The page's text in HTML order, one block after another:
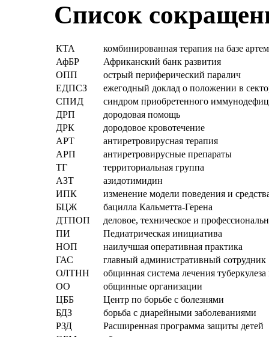
Список
КТА
комбинированная терапия на базе
АфБР
Африканский банк развития
ОПП
острый периферический паралич
ЕДПСЗ
ежегодный доклад о положении в
СПИД
синдром приобретенного
ДРП
дородовая помощь
ДРК
дородовое кровотечение
АРТ
антиретровирусная терапия
АРП
антиретровирусные препараты
ТГ
территориальная группа
АЗТ
азидотимидин
ИПК
изменение модели поведения и
БЦЖ
бацилла Кальметта-Герена
ДТПОП
деловое, техническое и
ПИ
Педиатрическая инициатива
НОП
наилучшая оперативная практика
ГАС
главный административный сотрудник
ОЛТНН
общинная система лечения
ОО
общинные организации
ЦББ
Центр по борьбе с болезнями
БДЗ
борьба с диарейными заболеваниями
РЗД
Расширенная программа защиты детей